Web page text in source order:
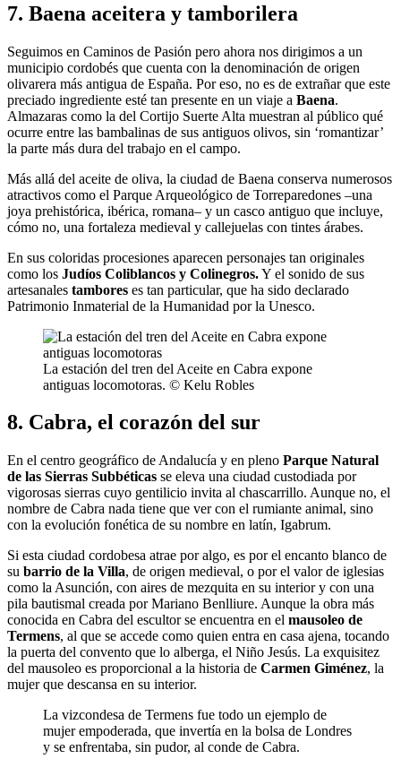
7. Baena aceitera y tamborilera
Seguimos en Caminos de Pasión pero ahora nos dirigimos a un
municipio cordobés que cuenta con la denominación de origen
olivarera más antigua de España. Por eso, no es de extrañar que este
preciado ingrediente esté tan presente en un viaje a Baena.
Almazaras como la del Cortijo Suerte Alta muestran al público qué
ocurre entre las bambalinas de sus antiguos olivos, sin ‘romantizar’
la parte más dura del trabajo en el campo.
Más allá del aceite de oliva, la ciudad de Baena conserva numerosos
atractivos como el Parque Arqueológico de Torreparedones –una
joya prehistórica, ibérica, romana– y un casco antiguo que incluye,
cómo no, una fortaleza medieval y callejuelas con tintes árabes.
En sus coloridas procesiones aparecen personajes tan originales
como los Judíos Coliblancos y Colinegros.Y el sonido de sus
artesanales tambores es tan particular, que ha sido declarado
Patrimonio Inmaterial de la Humanidad por la Unesco.
La estación del tren del Aceite en Cabra expone
antiguas locomotoras. © Kelu Robles
8. Cabra, el corazón del sur
En el centro geográfico de Andalucía y en pleno Parque Natural
de las Sierras Subbéticas se eleva una ciudad custodiada por
vigorosas sierras cuyo gentilicio invita al chascarrillo. Aunque no, el
nombre de Cabra nada tiene que ver con el rumiante animal, sino
con la evolución fonética de su nombre en latín, Igabrum.
Si esta ciudad cordobesa atrae por algo, es por el encanto blanco de
su barrio de la Villa, de origen medieval, o por el valor de iglesias
como la Asunción, con aires de mezquita en su interior y con una
pila bautismal creada por Mariano Benlliure. Aunque la obra más
conocida en Cabra del escultor se encuentra en el mausoleo de
Termens, al que se accede como quien entra en casa ajena, tocando
la puerta del convento que lo alberga, el Niño Jesús. La exquisitez
del mausoleo es proporcional a la historia de Carmen Giménez, la
mujer que descansa en su interior.
La vizcondesa de Termens fue todo un ejemplo de
mujer empoderada, que invertía en la bolsa de Londres
y se enfrentaba, sin pudor, al conde de Cabra.